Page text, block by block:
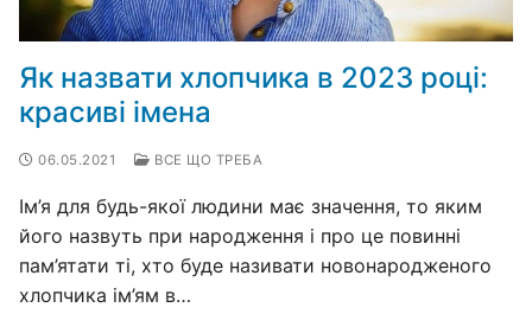
Як назвати хлопчика в 2023 році:
красиві імена
06.05.2021 ВСЕ ЩО ТРЕБА
Ім’я для будь-якої людини має значення, то яким
його назвуть при народження і про це повинні
пам’ятати ті, хто буде називати новонародженого
хлопчика ім’ям в…